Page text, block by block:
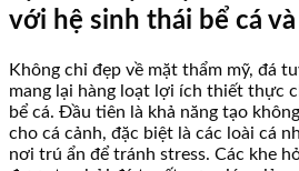
với hệ sinh thái bể cá
Không chỉ đẹp về mặt thẩm mỹ, đá
mang lại hàng loạt lợi ích thiết thực
bể cá. Đầu tiên là khả năng tạo
cho cá cảnh, đặc biệt là các loài cá
nơi trú ẩn để tránh stress. Các khe